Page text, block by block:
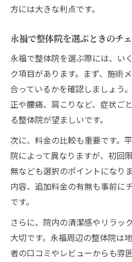
方には大きな利点です。
永福で整体院を選ぶときのチ
永福で整体院を選ぶ際には、い
ク項目があります。まず、施術
合っているかを確認しましょう
正や腰痛、肩こりなど、症状ご
る整体院が望ましいです。
次に、料金の比較も重要です。
院によって異なりますが、初回
無なども選択のポイントになり
内容、追加料金の有無も事前に
です。
さらに、院内の清潔感やリラッ
大切です。永福周辺の整体院は
者の口コミやレビューからも雰